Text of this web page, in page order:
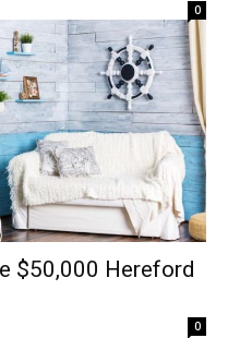
0
$50,000 Hereford
0